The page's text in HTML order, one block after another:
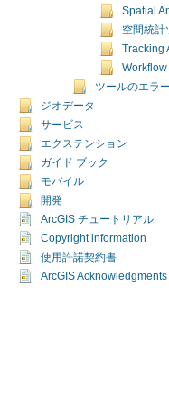
Spatial
空間統計
Tracking
Workflow
ツールのエラ
ジオデータ
サービス
エクステンション
ガイド ブック
モバイル
開発
ArcGIS チュートリアル
Copyright information
使用許諾契約書
ArcGIS Acknowledgments